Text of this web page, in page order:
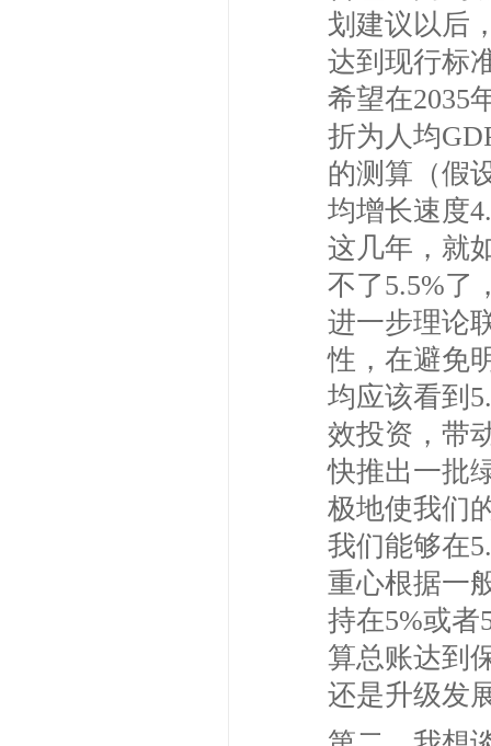
划建议以后
达到现行标
希望在2035
折为人均
的测算（假
均增长速度
这几年，就
不了5.5%了
进一步理论
性，在避免
均应该看到
效投资，带
快推出一批
极地使我们
我们能够在
重心根据一
持在5%或者
算总账达到
还是升级发